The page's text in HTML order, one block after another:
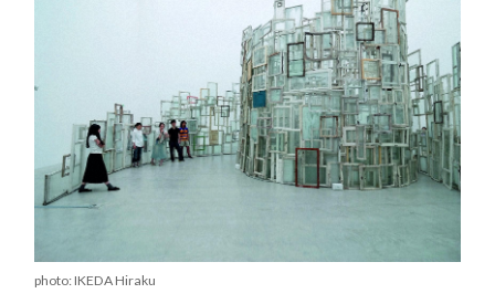
photo: IKEDA Hiraku